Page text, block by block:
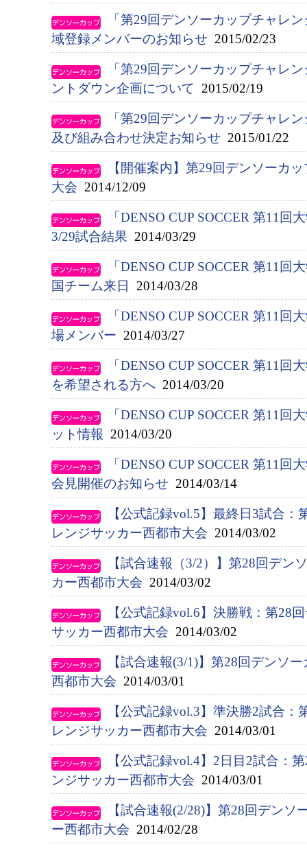
「第29回デンソーカップチャレ
域登録メンバーのお知らせ 2015/02/23
「第29回デンソーカップチャレ
ントダウン企画について 2015/02/19
「第29回デンソーカップチャレ
及び組み合わせ決定お知らせ 2015/01/22
【開催案内】第29回デンソーカ
大会 2014/12/09
「DENSO CUP SOCCER 第11回
3/29試合結果 2014/03/29
「DENSO CUP SOCCER 第11回
国チーム来日
2014/03/28
「DENSO CUP SOCCER 第11回
場メンバー 2014/03/27
「DENSO CUP SOCCER 第11回
を希望される方へ 2014/03/20
「DENSO CUP SOCCER 第11回
ット情報 2014/03/20
「DENSO CUP SOCCER 第11回
会見開催のお知らせ 2014/03/14
【公式記録vol.5】最終日3試合
レンジサッカー西都市大会 2014/03/02
【試合速報（3/2）】第28回デン
カー西都市大会 2014/03/02
【公式記録vol.6】決勝戦：第28
サッカー西都市大会 2014/03/02
【試合速報(3/1)】第28回デンソ
西都市大会 2014/03/01
【公式記録vol.3】準決勝2試合
レンジサッカー西都市大会 2014/03/01
【公式記録vol.4】2日目2試合：
ンジサッカー西都市大会 2014/03/01
【試合速報(2/28)】第28回デン
ー西都市大会 2014/02/28